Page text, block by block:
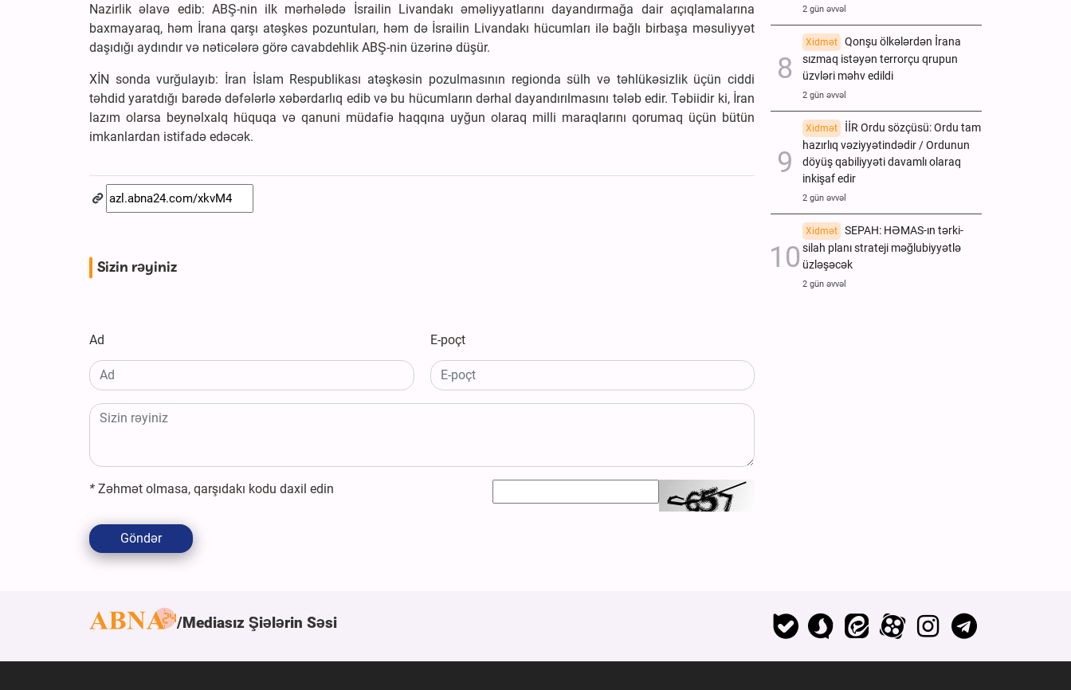
Nazirlik əlavə edib: ABŞ-nin ilk mərhələdə İsrailin Livandakı əməliyyatlarını dayandırmağa dair açıqlamalarına
baxmayaraq, həm İrana qarşı atəşkəs pozuntuları, həm də İsrailin Livandakı hücumları ilə bağlı birbaşa məsuliyyət
daşıdığı aydındır və nəticələrə görə cavabdehlik ABŞ-nin üzərinə düşür.
XİN sonda vurğulayıb: İran İslam Respublikası atəşkəsin pozulmasının regionda sülh və təhlükəsizlik üçün ciddi
təhdid yaratdığı barədə dəfələrlə xəbərdarlıq edib və bu hücumların dərhal dayandırılmasını tələb edir. Təbiidir ki, İran
lazım olarsa beynəlxalq hüquqa və qanuni müdafiə haqqına uyğun olaraq milli maraqlarını qorumaq üçün bütün
imkanlardan istifadə edəcək.
Sizin rəyiniz
Ad E-poçt
* Zəhmət olmasa, qarşıdakı kodu daxil edin
Göndər
2 gün əvvəl
Xidmət
Qonşu ölkələrdən İrana
sızmaq istəyən terrorçu qrupun
üzvləri məhv edildi
2 gün əvvəl
Xidmət
İİR Ordu sözçüsü: Ordu tam
hazırlıq vəziyyətindədir / Ordunun
döyüş qabiliyyəti davamlı olaraq
inkişaf edir
2 gün əvvəl
Xidmət
SEPAH: HƏMAS-ın tərki-
silah planı strateji məğlubiyyətlə
üzləşəcək
2 gün əvvəl
Mediasız Şiələrin Səsi